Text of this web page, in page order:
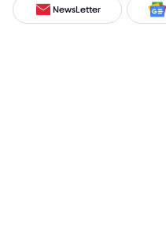
NewsLetter